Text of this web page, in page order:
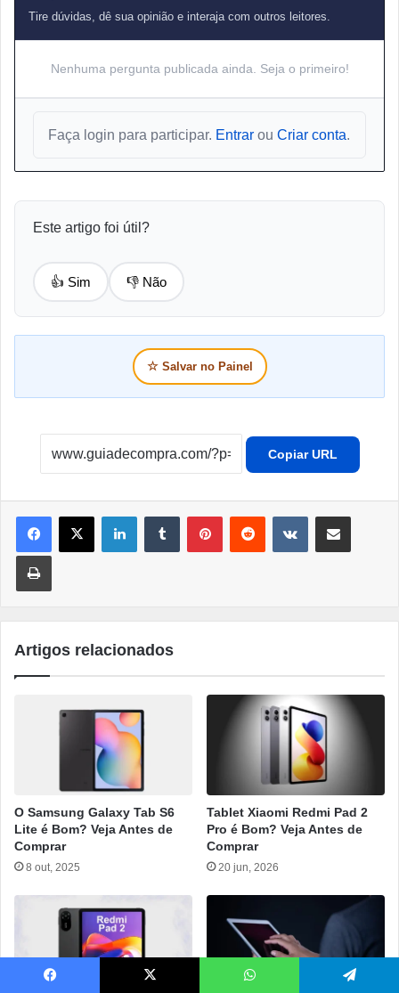
Tire dúvidas, dê sua opinião e interaja com outros leitores.
Nenhuma pergunta publicada ainda. Seja o primeiro!
Faça login para participar. Entrar ou Criar conta.
Este artigo foi útil?
👍 Sim 👎 Não
☆ Salvar no Painel
Copiar URL
LinkedinTumblr PinterestReddit VK Compartilhar por e-mail
Imprimir
Artigos relacionados
O Samsung Galaxy Tab S6
Lite é Bom? Veja Antes de
Comprar
8 out, 2025
Tablet Xiaomi Redmi Pad 2
Pro é Bom? Veja Antes de
Comprar
20 jun, 2026